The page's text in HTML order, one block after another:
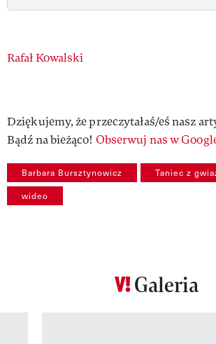
Authors
Rafał Kowalski
Dziękujemy, że przeczytałaś/eś nasz
Bądź na bieżąco! Obserwuj nas w
Barbara Bursztynowicz Taniec z
wideo
Galeria